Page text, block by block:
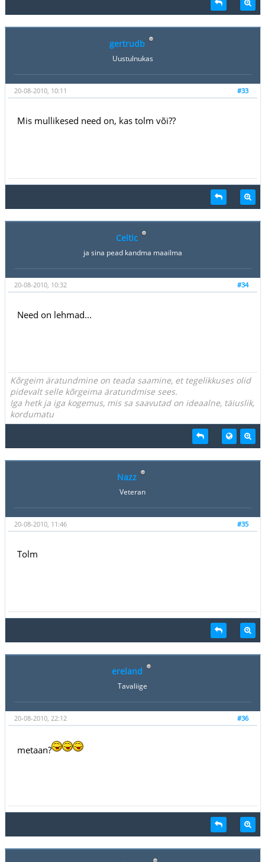
gertrudb
Uustulnukas
#33
20-08-2010, 10:11
Mis mullikesed need on, kas tolm või??
Celtic
ja sina pead kandma maailma
#34
20-08-2010, 10:32
Need on lehmad...
Kõrgeim äratundmine on teada saamine, et tegelikkuses olid
pidevalt selle kõrgeima äratundmise sees.
Iga hetk ja iga kogemus, mis sa saavutad on ideaalne, täiuslik,
kordumatu
Nazz
Veteran
#35
20-08-2010, 11:46
Tolm
ereland
Tavaliige
#36
20-08-2010, 22:12
metaan?